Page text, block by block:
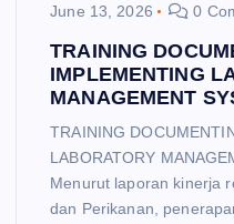
June 13, 2026
0
TRAINING
IMPLEMENTING
MANAGEMENT
TRAINING
LABORATORY
Menurut laporan kinerja
dan Perikanan,